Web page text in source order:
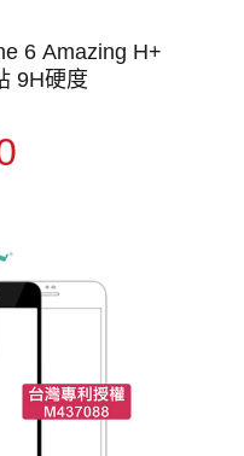
6 Amazing H+
9H硬度